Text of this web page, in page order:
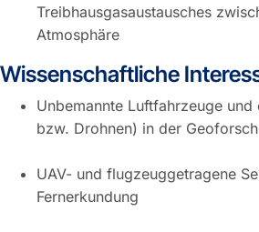
Treibhausgasaustausches
Atmosphäre
Wissenschaftliche
Unbemannte Luftfahrzeuge und
bzw. Drohnen) in der
UAV- und flugzeuggetragene
Fernerkundung